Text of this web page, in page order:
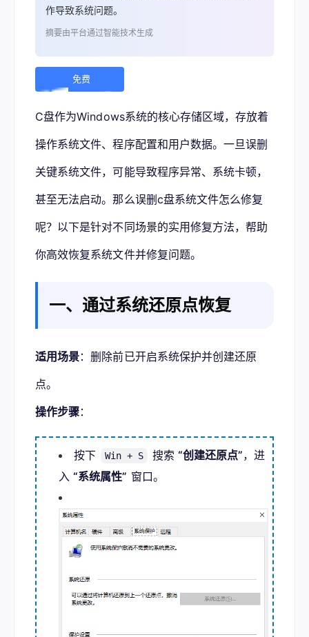
作导致系统问题。
摘要由平台通过智能技术生成
免费
C盘作为Windows系统的核心存储区域，存放着
操作系统文件、程序配置和用户数据。一旦误删
关键系统文件，可能导致程序异常、系统卡顿，
甚至无法启动。那么误删c盘系统文件怎么修复
呢？以下是针对不同场景的实用修复方法，帮助
你高效恢复系统文件并修复问题。
一、通过系统还原点恢复
适用场景：删除前已开启系统保护并创建还原
点。
操作步骤：
按下 Win + S 搜索 “创建还原点”，进
入“系统属性” 窗口。